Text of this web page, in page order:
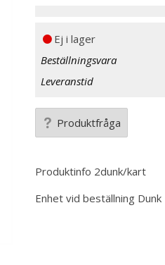
Ej i lager
Beställningsvara
Leveranstid
Produktfråga
Produktinfo 2dunk/kart
Enhet vid beställning Dunk